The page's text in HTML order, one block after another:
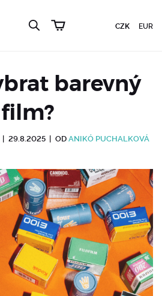
CZK EUR
barevný
film?
29.8.2025 OD ANIKÓ PUCHALKOVÁ